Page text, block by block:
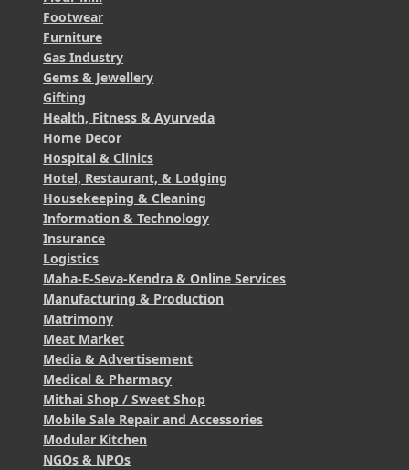
Footwear
Furniture
Gas Industry
Gems & Jewellery
Gifting
Health, Fitness & Ayurveda
Home Decor
Hospital & Clinics
Hotel, Restaurant, & Lodging
Housekeeping & Cleaning
Information & Technology
Insurance
Logistics
Maha-E-Seva-Kendra & Online Services
Manufacturing & Production
Matrimony
Meat Market
Media & Advertisement
Medical & Pharmacy
Mithai Shop / Sweet Shop
Mobile Sale Repair and Accessories
Modular Kitchen
NGOs & NPOs